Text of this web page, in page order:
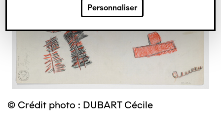
Personnaliser
© Crédit photo : DUBART Cécile